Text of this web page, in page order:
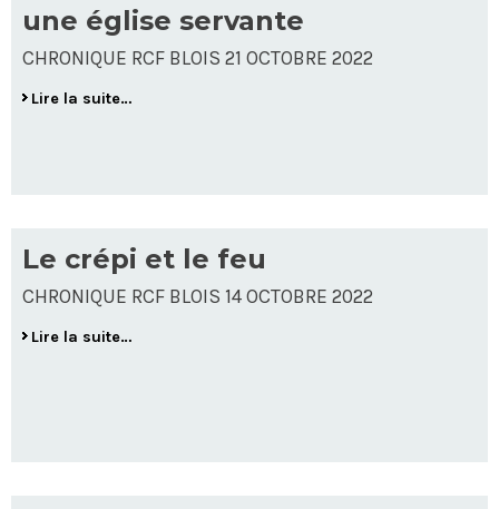
une église servante
CHRONIQUE RCF BLOIS 21 OCTOBRE 2022
Lire la suite…
Le crépi et le feu
CHRONIQUE RCF BLOIS 14 OCTOBRE 2022
Lire la suite…